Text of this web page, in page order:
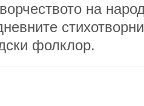
на
фолклор.